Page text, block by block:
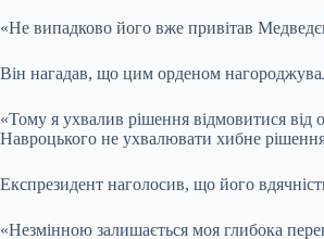
«Не випадково його вже привітав
Він нагадав, що цим орденом
«Тому я ухвалив рішення відмовитися від
Навроцького не ухвалювати хибне
Експрезидент наголосив, що його
«Незмінною залишається моя глибока